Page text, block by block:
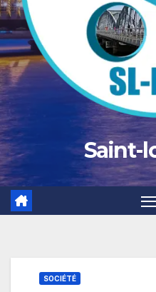
Saint-
SOCIÉTÉ